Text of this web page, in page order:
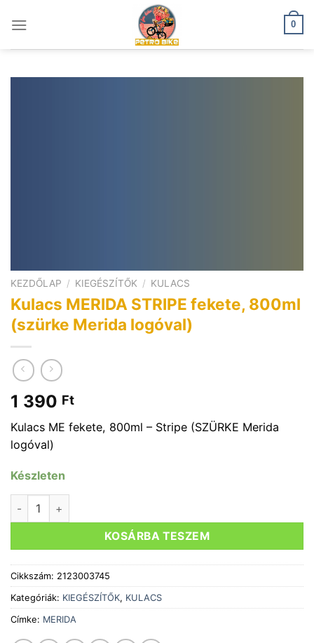
0
KEZDŐLAP / KIEGÉSZÍTŐK / KULACS
Kulacs MERIDA STRIPE fekete, 800ml
(szürke Merida logóval)
1 390 Ft
Kulacs ME fekete, 800ml – Stripe (SZÜRKE Merida
logóval)
Készleten
Kulacs MERIDA STRIPE fekete, 800ml (szürke Merida
KOSÁRBA TESZEM
Cikkszám: 2123003745
Kategóriák: KIEGÉSZÍTŐK, KULACS
Címke: MERIDA